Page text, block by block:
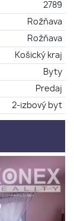
2789
Rožňava
Rožňava
Košický kraj
Byty
Predaj
2-izbový byt